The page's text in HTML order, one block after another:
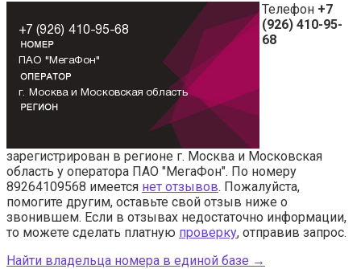
Телефон +7
(926) 410-95-
68
зарегистрирован в регионе г. Москва и Московская
область у оператора ПАО "МегаФон". По номеру
89264109568 имеется нет отзывов. Пожалуйста,
помогите другим, оставьте свой отзыв ниже о
звонившем. Если в отзывах недостаточно информации,
то можете сделать платную проверку, отправив запрос.
Найти владельца номера в единой базе →